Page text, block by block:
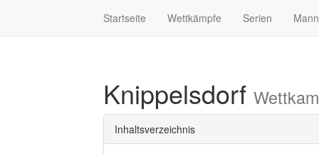
Startseite Wettkämpfe Serien
Knippelsdorf
Inhaltsverzeichnis